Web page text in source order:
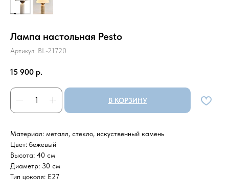
Лампа настольная Pesto
Артикул: BL-21720
15 900 р.
В КОРЗИНУ
Материал: металл, стекло, искуственный камень
Цвет: бежевый
Высота: 40 см
Диаметр: 30 см
Тип цоколя: Е27